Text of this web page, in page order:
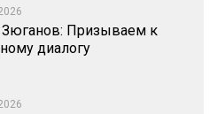
Зюганов: Призываем к
диалогу